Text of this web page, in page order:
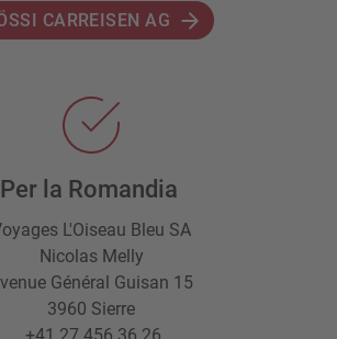
CARREISEN AG
Per la Romandia
L'Oiseau Bleu SA
Nicolas Melly
Général Guisan 15
3960 Sierre
+41 27 456 36 26